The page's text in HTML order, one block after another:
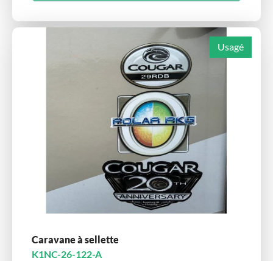
Usagé
Caravane à sellette
K1NC-26-122-A